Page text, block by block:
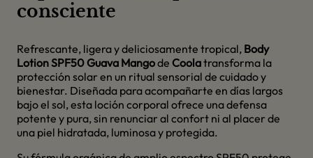
consciente
Refrescante, ligera y deliciosamente tropical, Body
Lotion SPF50 Guava Mangode Coolatransforma la
protección solar en un ritual sensorial de cuidado y
bienestar. Diseñada para acompañarte en días largos
bajo el sol, esta loción corporal ofrece una defensa
potente y pura, sin renunciar al confort ni al placer de
una piel hidratada, luminosa y protegida.